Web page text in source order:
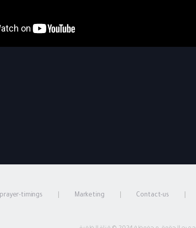
Contact-us
Marketing
prayer-timings